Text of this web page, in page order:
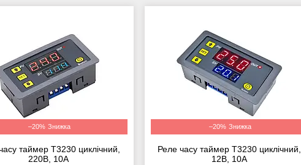
–20%
таймер T3230 циклічний,
220В, 10А
–20%
Реле часу таймер T3230 циклічний,
12В, 10А